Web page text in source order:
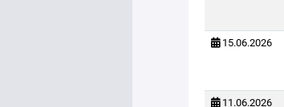
15.06.2026
11.06.2026